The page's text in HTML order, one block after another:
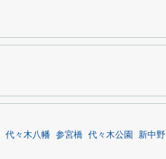
代々木八幡 参宮橋 代々木公園 新中野